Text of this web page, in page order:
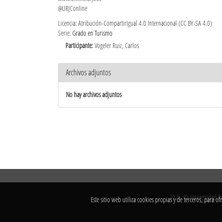
@URJConline
Licencia: Atribución-CompartirIgual 4.0 Internacional (CC BY-SA 4.0)
Serie: Grado en Turismo
Participante:Vogeler Ruiz, Carlos
Archivos adjuntos
No hay archivos adjuntos
2026 © Universidad
Este sitio web utiliza cookies propias y de terceros, para